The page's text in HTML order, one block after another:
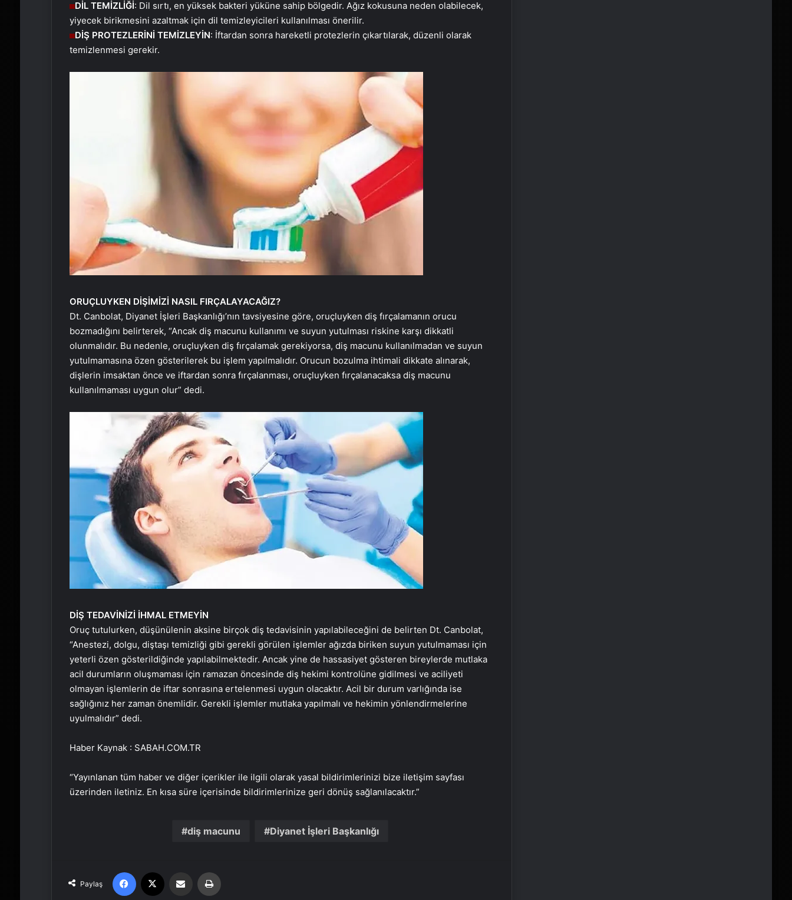
DİL TEMİZLİĞİ: Dil sırtı, en yüksek bakteri yüküne sahip bölgedir. Ağız kokusuna neden olabilecek,
yiyecek birikmesini azaltmak için dil temizleyicileri kullanılması önerilir.
DİŞ PROTEZLERİNİ TEMİZLEYİN: İftardan sonra hareketli protezlerin çıkartılarak, düzenli olarak
temizlenmesi gerekir.
ORUÇLUYKEN DİŞİMİZİ NASIL FIRÇALAYACAĞIZ?
Dt. Canbolat, Diyanet İşleri Başkanlığı’nın tavsiyesine göre, oruçluyken diş fırçalamanın orucu
bozmadığını belirterek, “Ancak diş macunu kullanımı ve suyun yutulması riskine karşı dikkatli
olunmalıdır. Bu nedenle, oruçluyken diş fırçalamak gerekiyorsa, diş macunu kullanılmadan ve suyun
yutulmamasına özen gösterilerek bu işlem yapılmalıdır. Orucun bozulma ihtimali dikkate alınarak,
dişlerin imsaktan önce ve iftardan sonra fırçalanması, oruçluyken fırçalanacaksa diş macunu
kullanılmaması uygun olur” dedi.
DİŞ TEDAVİNİZİ İHMAL ETMEYİN
Oruç tutulurken, düşünülenin aksine birçok diş tedavisinin yapılabileceğini de belirten Dt. Canbolat,
“Anestezi, dolgu, diştaşı temizliği gibi gerekli görülen işlemler ağızda biriken suyun yutulmaması için
yeterli özen gösterildiğinde yapılabilmektedir. Ancak yine de hassasiyet gösteren bireylerde mutlaka
acil durumların oluşmaması için ramazan öncesinde diş hekimi kontrolüne gidilmesi ve aciliyeti
olmayan işlemlerin de iftar sonrasına ertelenmesi uygun olacaktır. Acil bir durum varlığında ise
sağlığınız her zaman önemlidir. Gerekli işlemler mutlaka yapılmalı ve hekimin yönlendirmelerine
uyulmalıdır” dedi.
Haber Kaynak : SABAH.COM.TR
“Yayınlanan tüm haber ve diğer içerikler ile ilgili olarak yasal bildirimlerinizi bize iletişim sayfası
üzerinden iletiniz. En kısa süre içerisinde bildirimlerinize geri dönüş sağlanılacaktır.”
diş macunu Diyanet İşleri Başkanlığı
Paylaş
Facebook Email'den paylaş
Depremzede öğrenciler yeni
okullarında açılan kurslarla
sosyalleşiyor
Ağızdan çıkan bazı kelimeler yuvayı
yıkabilir
“Mekke Yolu” projesiyle hacı adayları